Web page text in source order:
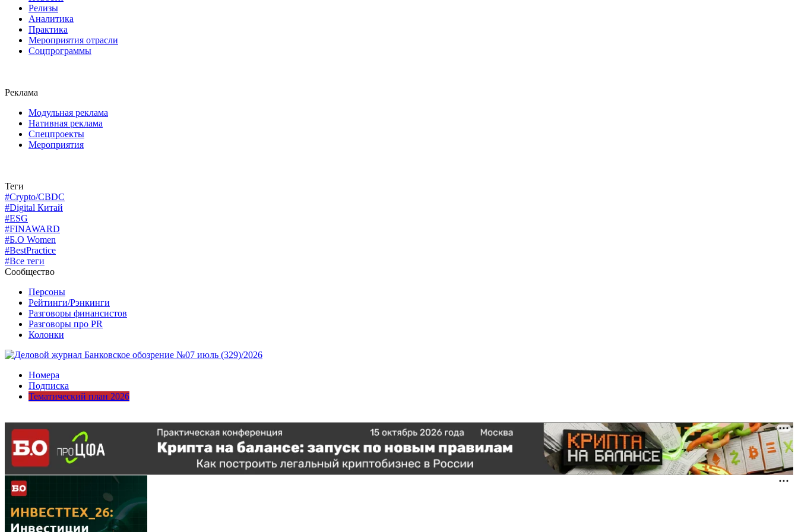
Релизы
Аналитика
Практика
Мероприятия отрасли
Соцпрограммы
Реклама
Модульная реклама
Нативная реклама
Спецпроекты
Мероприятия
Теги
#Crypto/CBDC
#Digital Китай
#ESG
#FINAWARD
#Б.О Women
#BestPractice
#Все теги
Сообщество
Персоны
Рейтинги/Рэнкинги
Разговоры финансистов
Разговоры про PR
Колонки
Номера
Подписка
Тематический план 2026